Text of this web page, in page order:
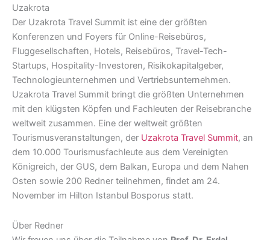
Uzakrota
Der Uzakrota Travel Summit ist eine der größten
Konferenzen und Foyers für Online-Reisebüros,
Fluggesellschaften, Hotels, Reisebüros, Travel-Tech-
Startups, Hospitality-Investoren, Risikokapitalgeber,
Technologieunternehmen und Vertriebsunternehmen.
Uzakrota Travel Summit bringt die größten Unternehmen
mit den klügsten Köpfen und Fachleuten der Reisebranche
weltweit zusammen. Eine der weltweit größten
Tourismusveranstaltungen, der Uzakrota Travel Summit, an
dem 10.000 Tourismusfachleute aus dem Vereinigten
Königreich, der GUS, dem Balkan, Europa und dem Nahen
Osten sowie 200 Redner teilnehmen, findet am 24.
November im Hilton Istanbul Bosporus statt.
Über Redner